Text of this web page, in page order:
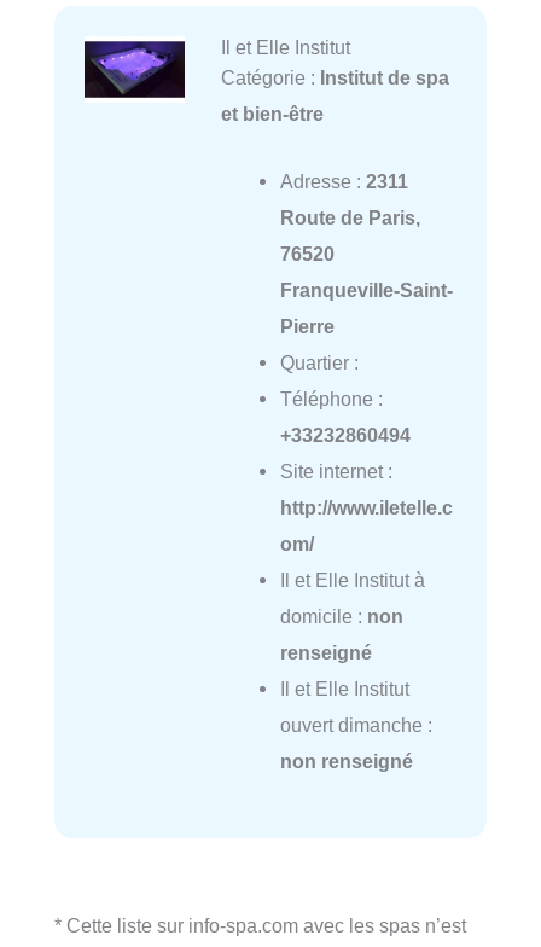
Il et Elle Institut
Catégorie : Institut de spa
et bien-être
Adresse : 2311
Route de Paris,
76520
Franqueville-Saint-
Pierre
Quartier :
Téléphone :
+33232860494
Site internet :
http://www.iletelle.c
om/
Il et Elle Institut à
domicile : non
renseigné
Il et Elle Institut
ouvert dimanche :
non renseigné
* Cette liste sur info-spa.com avec les spas n’est